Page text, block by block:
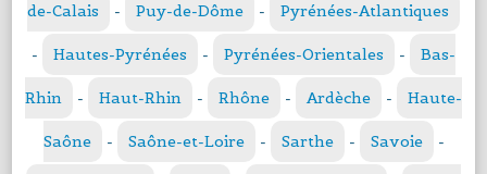
de-Calais - Puy-de-Dôme - Pyrénées-Atlantiques
- Hautes-Pyrénées - Pyrénées-Orientales - Bas-
Rhin - Haut-Rhin - Rhône - Ardèche - Haute-
Saône - Saône-et-Loire - Sarthe - Savoie -